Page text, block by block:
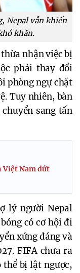
Nepal vẫn khiến
khăn.
nhận việc bị
phải thay đổi
phòng ngự chặt
Tuy nhiên, bàn
sang tấn
Việt Nam dứt
lý người Nepal
có cơ hội đi
xứng đáng và
FIFA chưa ra
bị lật ngược,